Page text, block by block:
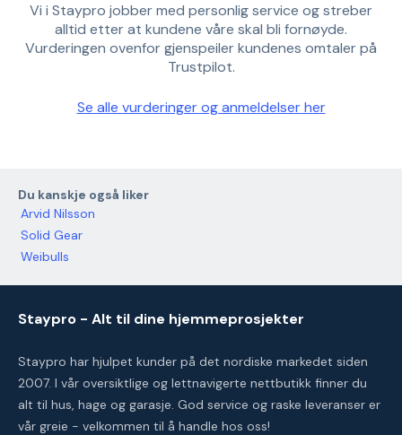
Vi i Staypro jobber med personlig service og streber
alltid etter at kundene våre skal bli fornøyde.
Vurderingen ovenfor gjenspeiler kundenes omtaler på
Trustpilot.
Se alle vurderinger og anmeldelser her
Du kanskje også liker
Arvid Nilsson
Solid Gear
Weibulls
Staypro - Alt til dine hjemmeprosjekter
Staypro har hjulpet kunder på det nordiske markedet siden
2007. I vår oversiktlige og lettnavigerte nettbutikk finner du
alt til hus, hage og garasje. God service og raske leveranser er
vår greie - velkommen til å handle hos oss!